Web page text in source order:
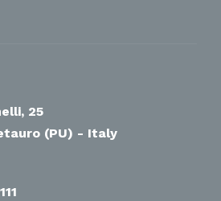
25
(PU) - Italy